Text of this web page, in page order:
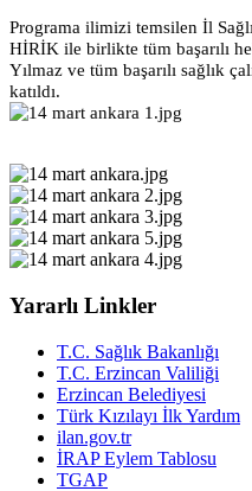
Programa ilimizi temsilen İl
HİRİK ile birlikte tüm başarılı
Yılmaz ve tüm başarılı sağlık
katıldı.
Yararlı Linkler
T.C. Sağlık Bakanlığı
T.C. Erzincan Valiliği
Erzincan Belediyesi
Türk Kızılayı İlk Yardım
ilan.gov.tr
İRAP Eylem Tablosu
TGAP